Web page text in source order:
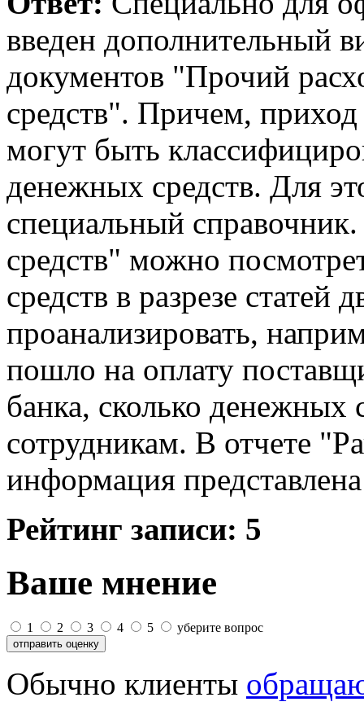
введен дополнительный
документов "Прочий
средств". Причем,
могут быть
денежных средств. Для
специальный
средств" можно
средств в разрезе
проанализировать,
пошло на оплату
банка, сколько денежных
сотрудникам. В отчете
информация
Рейтинг записи: 5
Ваше мнение
1 2 3 4 5 уберите вопрос
Обычно клиенты